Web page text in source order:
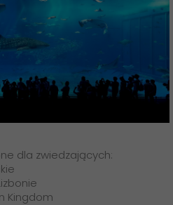
dla zwiedzających:
Kingdom